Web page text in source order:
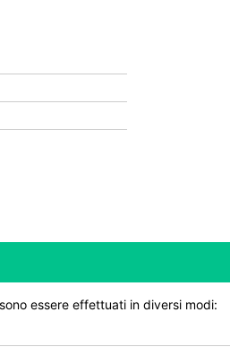
essere effettuati in diversi modi: